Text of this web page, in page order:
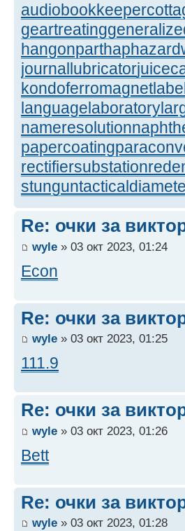
audiobookkeeper
geartreating
hangonpart
journallubricator
kondoferromagnet
languagelaboratory
nameresolution
papercoating
rectifiersubstation
stungun
Re: очки за
wyle » 03 окт 2023, 01:24
Econ
Re: очки за
wyle » 03 окт 2023, 01:25
111.9
Re: очки за
wyle » 03 окт 2023, 01:26
Bett
Re: очки за
wyle » 03 окт 2023, 01:28